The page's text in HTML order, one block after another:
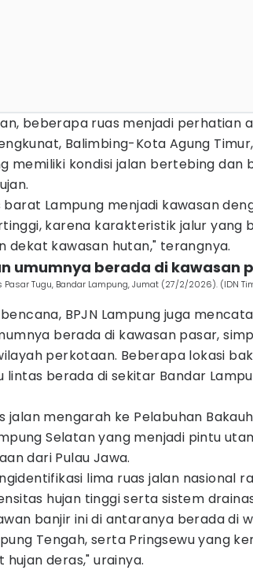
beberapa ruas menjadi perhatian
Balimbing-Kota Agung
memiliki kondisi jalan bertebing dan
barat Lampung menjadi kawasan
karena karakteristik jalur yang
dekat kawasan hutan," terangnya.
umumnya berada di kawasan
Tugu, Bandar Lampung, Jumat (27/2/2026). (IDN
BPJN Lampung juga
berada di kawasan pasar,
perkotaan. Beberapa lokasi
lintas berada di sekitar Bandar
jalan mengarah ke Pelabuhan
Selatan yang menjadi pintu
dari Pulau Jawa.
lima ruas jalan nasional
hujan tinggi serta sistem
banjir ini di antaranya berada di
Tengah, serta Pringsewu yang
deras," urainya.